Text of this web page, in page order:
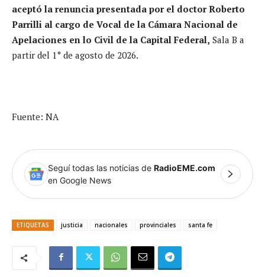
aceptó la renuncia presentada por el doctor Roberto
Parrilli al cargo de Vocal de la Cámara Nacional de
Apelaciones en lo Civil de la Capital Federal, Sala B a
partir del 1° de agosto de 2026.
Fuente: NA
Seguí todas las noticias de RadioEME.com
en Google News
ETIQUETAS justicia nacionales provinciales santa fe